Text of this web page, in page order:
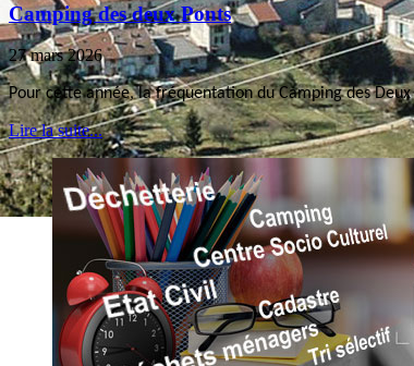
Camping des deux Ponts
27 mars 2026
Pour cette année, la fréquentation du Camping des
Lire la suite...